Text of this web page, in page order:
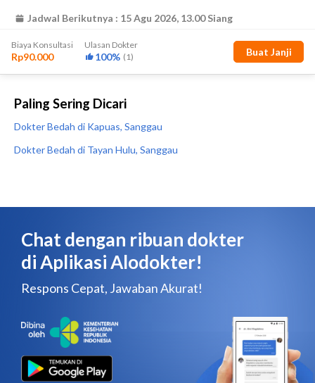
Paling Sering Dicari
Dokter Bedah di Kapuas, Sanggau
Dokter Bedah di Tayan Hulu, Sanggau